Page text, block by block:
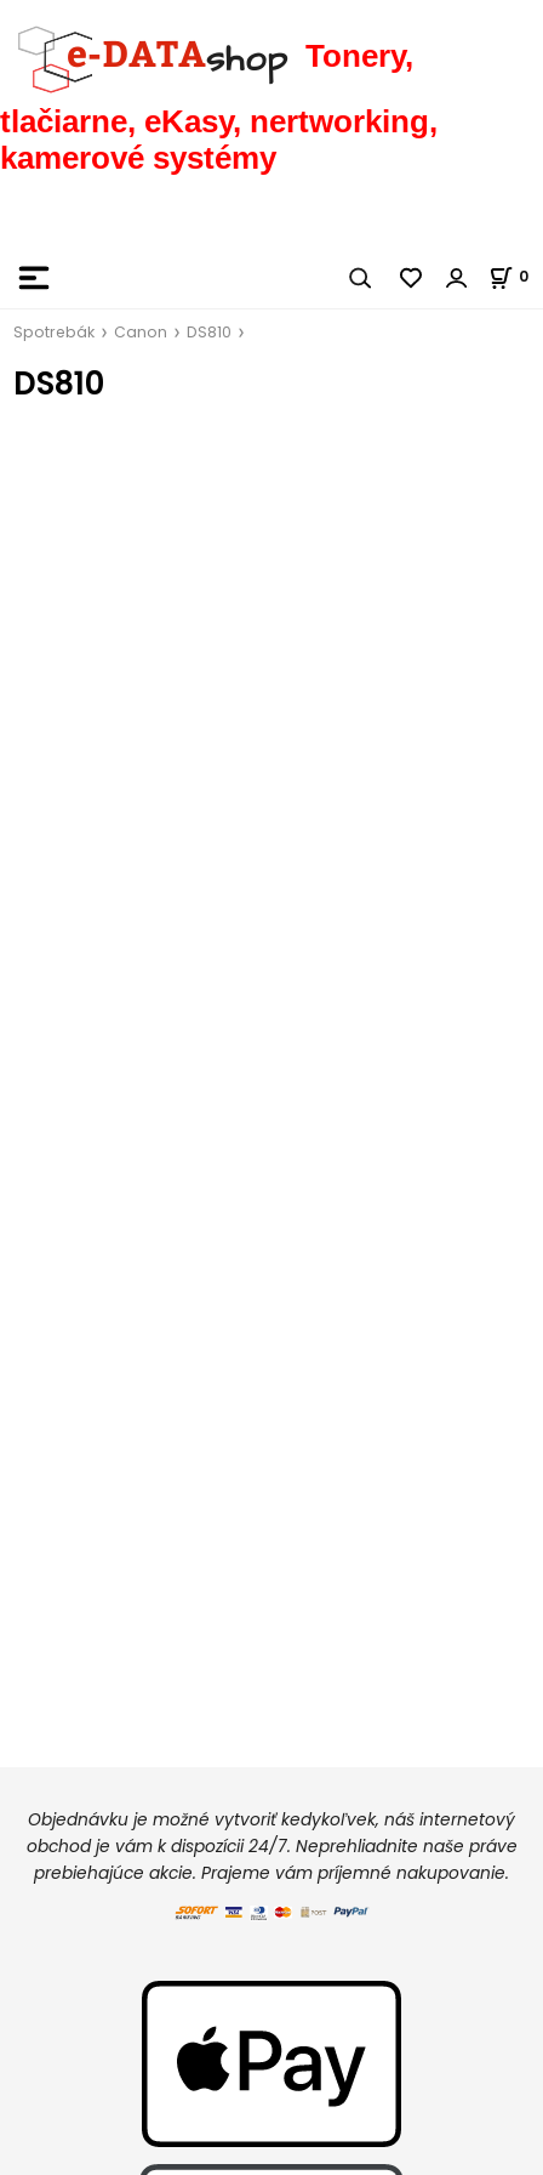
Tonery,
tlačiarne, eKasy, nertworking,
kamerové systémy
0
Spotrebák Canon DS810
DS810
Objednávku je možné vytvoriť kedykoľvek, náš internetový
obchod je vám k dispozícii 24/7. Neprehliadnite naše práve
prebiehajúce akcie. Prajeme vám príjemné nakupovanie.